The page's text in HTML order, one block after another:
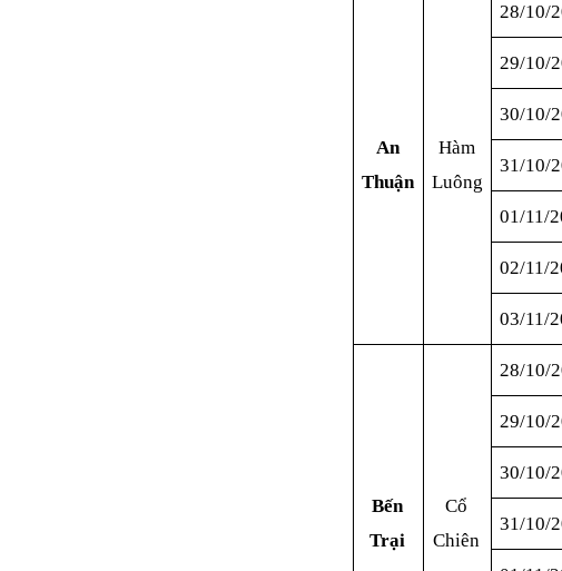
An
Thuận
Hàm
Luông
28/10/
29/10/
30/10/
31/10/
01/11/
02/11/
03/11/
Bến
Trại
Cổ
Chiên
28/10/
29/10/
30/10/
31/10/